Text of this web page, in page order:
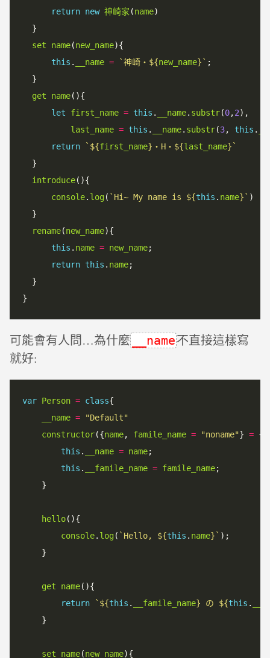
return new 神崎家 (name)
  }
set
name(new_name){
this . __name = `神崎・ ${new_name} ` ;
  }
get
name(){
let
first_name = this . __name. substr(0,2),
last_name = this . __name. substr(3, this .
return
` ${first_name} ・H・ ${last_name} `
  }
introduce(){
console. log( ` Hi~ My name is ${this . name} ` )
  }
rename(new_name){
this . name = new_name;
return this . name;
  }
可能會有人問…為什麼 __name不直接這樣寫
就好:
var Person = class{
__name =
"Default"
constructor({name, famile_name = "noname"} =
this . __name = name;
this . __famile_name = famile_name;
    }
hello(){
console. log( ` Hello, ${this . name} ` );
    }
get name(){
return
` ${this . __famile_name} の ${this .
    }
set name(new_name){